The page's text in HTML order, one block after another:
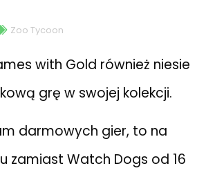
Zoo Tycoon
with Gold również niesie
grę w swojej kolekcji.
darmowych gier, to na
zamiast Watch Dogs od 16